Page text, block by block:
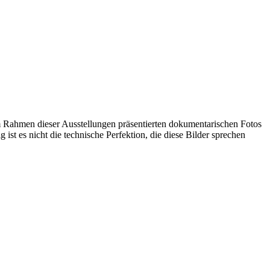
dieser Ausstellungen präsentierten dokumentarischen Fotos
es nicht die technische Perfektion, die diese Bilder sprechen